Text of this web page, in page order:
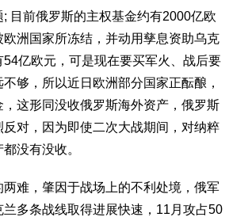
; 目前俄罗斯的主权基金约有2000亿欧
欧洲国家所冻结，并动用孳息资助乌克
54亿欧元，可是现在要买军火、战后要
够，所以近日欧洲部分国家正酝酿，
，这形同没收俄罗斯海外资产，俄罗斯
反对，因为即使二次大战期间，对纳粹
没有没收。
两难，肇因于战场上的不利处境，俄军
兰多条战线取得进展快速，11月攻占50